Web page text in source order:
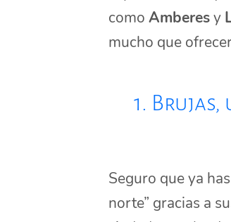
comoAmberesy
mucho que
1. Brujas,
Seguro que ya
norte” gracias a